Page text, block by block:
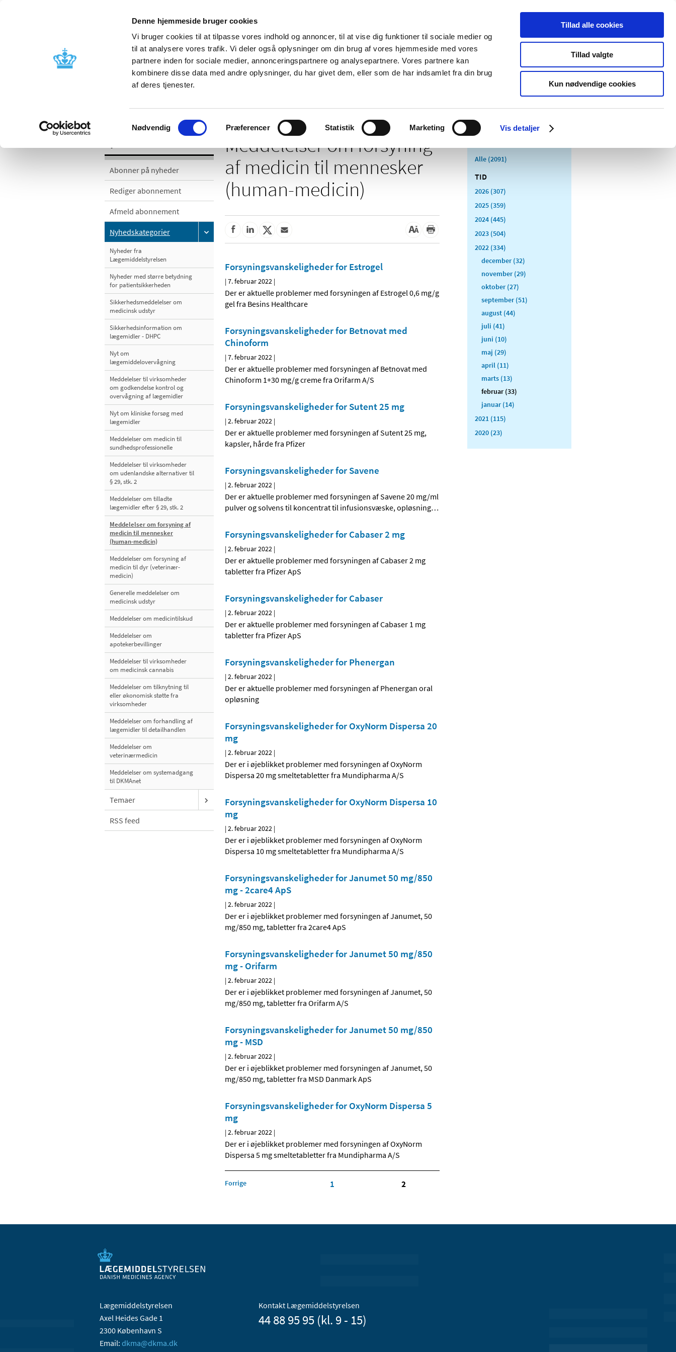
Denne hjemmeside bruger cookies
Vi bruger cookies til at tilpasse vores indhold og annoncer, til at vise dig funktioner til sociale medier og
til at analysere vores trafik. Vi deler også oplysninger om din brug af vores hjemmeside med vores
partnere inden for sociale medier, annonceringspartnere og analysepartnere. Vores partnere kan
kombinere disse data med andre oplysninger, du har givet dem, eller som de har indsamlet fra din brug
af deres tjenester.
Samtykkevalg
Nødvendig Præferencer Statistik Marketing Vis detaljer
Tillad alle cookies
Tillad valgte
Kun nødvendige cookies
Nyheder Om os Kontakt Udgivelser
Godkendelse og
Bivirkninger og
produktinformation
Tilskud og
Apoteker og salg af
Medicinsk
Særlige
produktområder
Abonner på nyheder
Rediger abonnement
Afmeld abonnement
Nyhedskategorier
Nyheder fra
Lægemiddelstyrelsen
Nyheder med større betydning
for patientsikkerheden
Sikkerhedsmeddelelser om
medicinsk udstyr
Sikkerhedsinformation om
lægemidler - DHPC
Nyt om
lægemiddelovervågning
Meddelelser til virksomheder
om godkendelse kontrol og
overvågning af lægemidler
Nyt om kliniske forsøg med
lægemidler
Meddelelser om medicin til
sundhedsprofessionelle
Meddelelser til virksomheder
om udenlandske alternativer til
§ 29, stk. 2
Meddelelser om tilladte
lægemidler efter § 29, stk. 2
Meddelelser om forsyning af
medicin til mennesker
(human-medicin)
Meddelelser om forsyning af
medicin til dyr (veterinær-
medicin)
Generelle meddelelser om
medicinsk udstyr
Meddelelser om medicintilskud
Meddelelser om
apotekerbevillinger
Meddelelser til virksomheder
om medicinsk cannabis
Meddelelser om tilknytning til
eller økonomisk støtte fra
virksomheder
Meddelelser om forhandling af
lægemidler til detailhandlen
Meddelelser om
veterinærmedicin
Meddelelser om systemadgang
til DKMAnet
Temaer
RSS feed
Meddelelser om forsyning
af medicin til mennesker
(human-medicin)
Forsyningsvanskeligheder for Estrogel
|7. februar 2022 |
Der er aktuelle problemer med forsyningen af Estrogel 0,6 mg/g
gel fra Besins Healthcare
Forsyningsvanskeligheder for Betnovat med
Chinoform
|7. februar 2022 |
Der er aktuelle problemer med forsyningen af Betnovat med
Chinoform 1+30 mg/g creme fra Orifarm A/S
Forsyningsvanskeligheder for Sutent 25 mg
|2. februar 2022 |
Der er aktuelle problemer med forsyningen af Sutent 25 mg,
kapsler, hårde fra Pfizer
Forsyningsvanskeligheder for Savene
|2. februar 2022 |
Der er aktuelle problemer med forsyningen af Savene 20 mg/ml
pulver og solvens til koncentrat til infusionsvæske, opløsning…
Forsyningsvanskeligheder for Cabaser 2 mg
|2. februar 2022 |
Der er aktuelle problemer med forsyningen af Cabaser 2 mg
tabletter fra Pfizer ApS
Forsyningsvanskeligheder for Cabaser
|2. februar 2022 |
Der er aktuelle problemer med forsyningen af Cabaser 1 mg
tabletter fra Pfizer ApS
Forsyningsvanskeligheder for Phenergan
|2. februar 2022 |
Der er aktuelle problemer med forsyningen af Phenergan oral
opløsning
Forsyningsvanskeligheder for OxyNorm Dispersa 20
mg
|2. februar 2022 |
Der er i øjeblikket problemer med forsyningen af OxyNorm
Dispersa 20 mg smeltetabletter fra Mundipharma A/S
Forsyningsvanskeligheder for OxyNorm Dispersa 10
mg
|2. februar 2022 |
Der er i øjeblikket problemer med forsyningen af OxyNorm
Dispersa 10 mg smeltetabletter fra Mundipharma A/S
Forsyningsvanskeligheder for Janumet 50 mg/850
mg - 2care4 ApS
|2. februar 2022 |
Der er i øjeblikket problemer med forsyningen af Janumet, 50
mg/850 mg, tabletter fra 2care4 ApS
Forsyningsvanskeligheder for Janumet 50 mg/850
mg - Orifarm
|2. februar 2022 |
Der er i øjeblikket problemer med forsyningen af Janumet, 50
mg/850 mg, tabletter fra Orifarm A/S
Forsyningsvanskeligheder for Janumet 50 mg/850
mg - MSD
|2. februar 2022 |
Der er i øjeblikket problemer med forsyningen af Janumet, 50
mg/850 mg, tabletter fra MSD Danmark ApS
Forsyningsvanskeligheder for OxyNorm Dispersa 5
mg
|2. februar 2022 |
Der er i øjeblikket problemer med forsyningen af OxyNorm
Dispersa 5 mg smeltetabletter fra Mundipharma A/S
Forrige 1 2
Alle (2091)
TID
2026 (307)
2025 (359)
2024 (445)
2023 (504)
2022 (334)
december (32)
november (29)
oktober (27)
september (51)
august (44)
juli (41)
juni (10)
maj (29)
april (11)
marts (13)
februar (33)
januar (14)
2021 (115)
2020 (23)
Lægemiddelstyrelsen
Axel Heides Gade 1
2300 København S
Email: dkma@dkma.dk
Kontakt Lægemiddelstyrelsen
44 88 95 95 (kl. 9 - 15)